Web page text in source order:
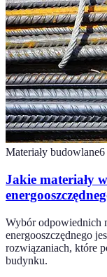
Materiały budowlane6
Jakie materiały
Wybór odpowiednich
energooszczędnego
rozwiązaniach, które
budynku.